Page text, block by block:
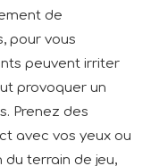
de
pour vous
peuvent irriter
provoquer un
Prenez des
avec vos yeux ou
terrain de jeu,